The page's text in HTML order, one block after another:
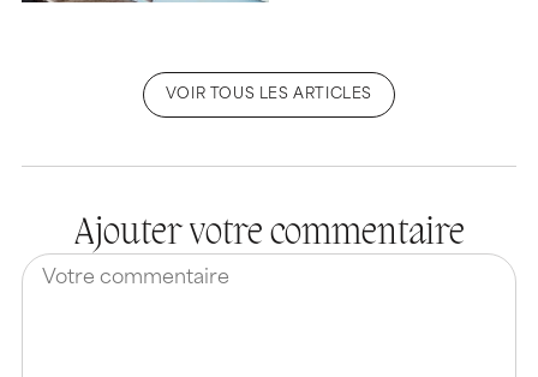
VOIR TOUS LES ARTICLES
Ajouter votre commentaire